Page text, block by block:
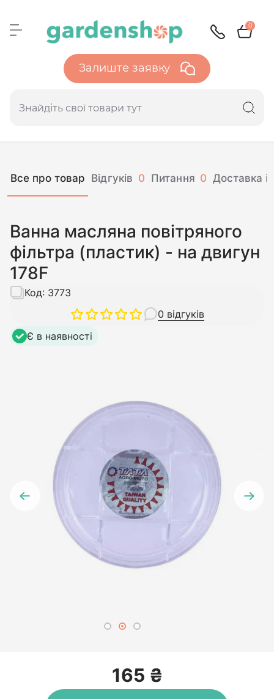
0
Залиште заявку
Все про товар Відгуків 0 Питання 0 Доставка і
Ванна масляна повітряного
фільтра (пластик) - на двигун
178F
0 відгуків
Код: 3773
Є в наявності
165 ₴